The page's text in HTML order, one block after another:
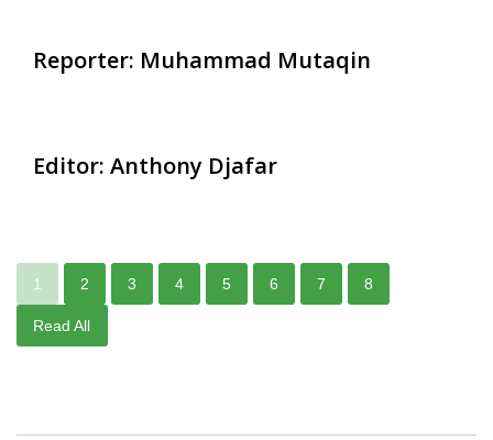
Reporter: Muhammad Mutaqin
Editor: Anthony Djafar
1 2 3 4 5 6 7 8
Read All